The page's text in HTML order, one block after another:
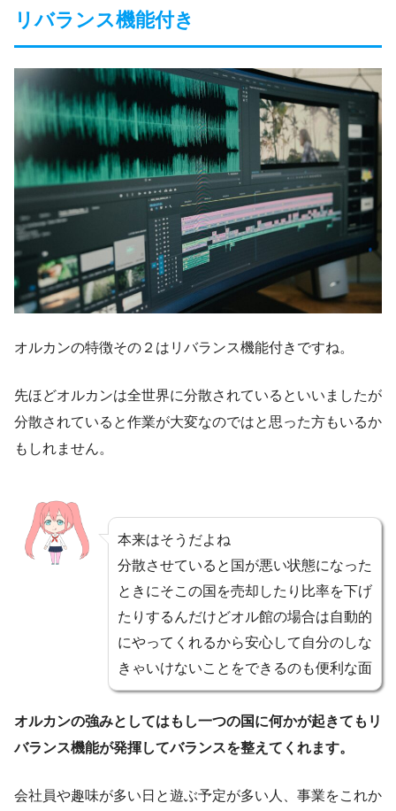
リバランス機能付き
オルカンの特徴その２はリバランス機能付きですね。
先ほどオルカンは全世界に分散されているといいましたが
分散されていると作業が大変なのではと思った方もいるか
もしれません。
本来はそうだよね
分散させていると国が悪い状態になった
ときにそこの国を売却したり比率を下げ
たりするんだけどオル館の場合は自動的
にやってくれるから安心して自分のしな
きゃいけないことをできるのも便利な面
オルカンの強みとしてはもし一つの国に何かが起きてもリ
バランス機能が発揮してバランスを整えてくれます。
会社員や趣味が多い日と遊ぶ予定が多い人、事業をこれか